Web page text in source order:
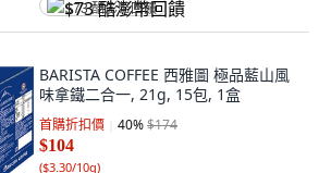
$73 酷澎幣回饋
BARISTA COFFEE 西雅圖 極品藍山風
味拿鐵二合一, 21g, 15包, 1盒
首購折扣價 40%$174
$104
($3.30/10g)